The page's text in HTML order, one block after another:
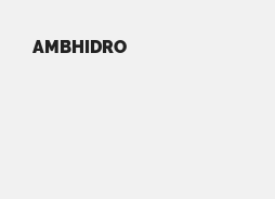
AMBHIDRO